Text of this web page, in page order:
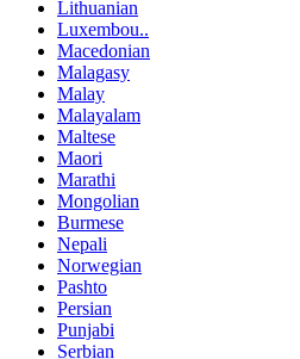
Lithuanian
Luxembou..
Macedonian
Malagasy
Malay
Malayalam
Maltese
Maori
Marathi
Mongolian
Burmese
Nepali
Norwegian
Pashto
Persian
Punjabi
Serbian